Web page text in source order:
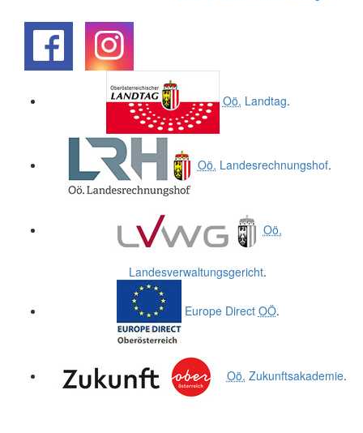
Oö. Landtag.
Oö. Landesrechnungshof.
Oö.
Landesverwaltungsgericht.
Europe Direct OÖ.
Oö. Zukunftsakademie.